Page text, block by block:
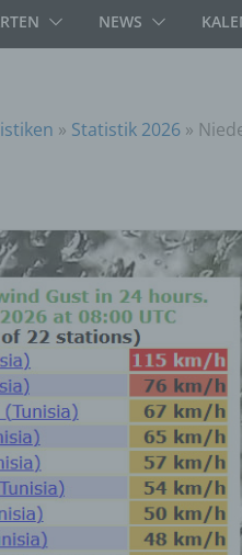
NEWS
» Statistik 2026 »